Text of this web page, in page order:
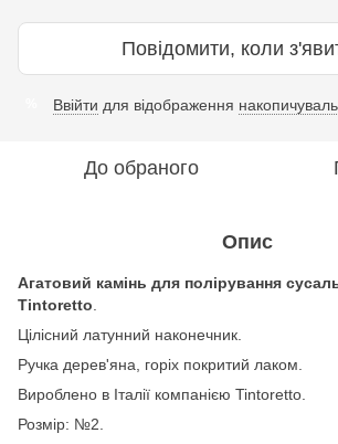
Повідомити, коли
Ввійти для відображення
До обраного
Опис
Агатовий камінь для полірування
Tintoretto
Цілісний латунний наконечник.
Ручка дерев'яна, горіх покритий лаком.
Вироблено в Італії компанією Tintoretto.
Розмір: №2.